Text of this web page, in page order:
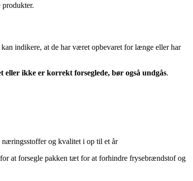
produkter.
kan indikere, at de har været opbevaret for længe eller har
eller ikke er korrekt forseglede, bør også undgås.
næringsstoffer og kvalitet i op til et år
at forsegle pakken tæt for at forhindre frysebrændstof og